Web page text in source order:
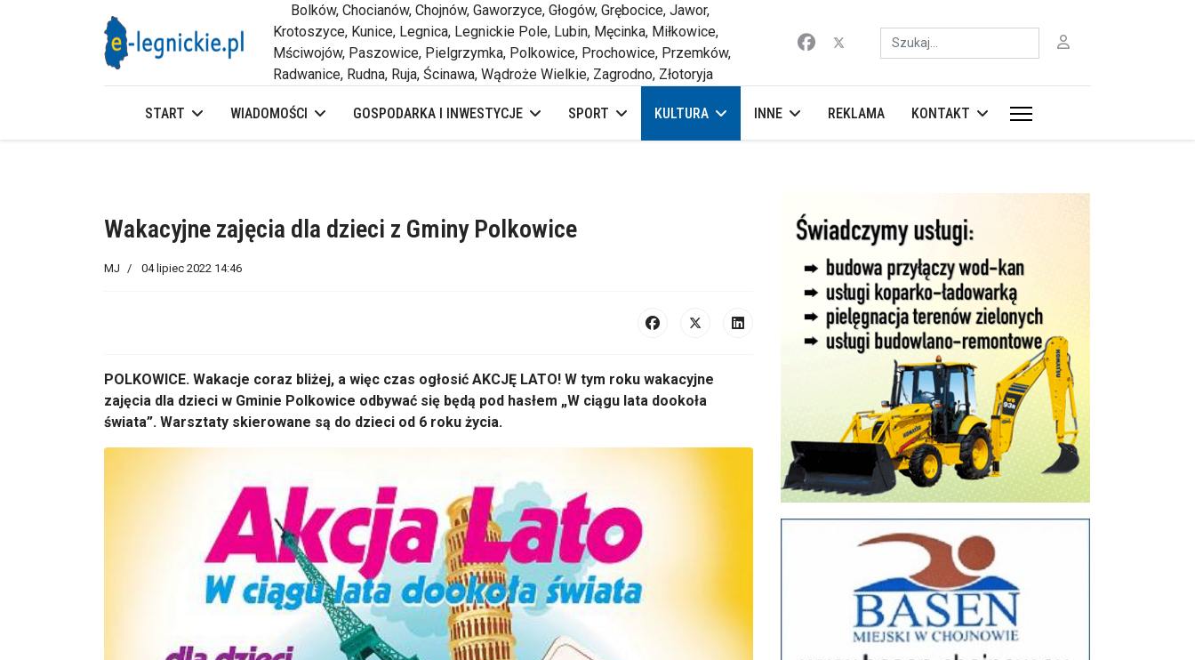
Bolków, Chocianów, Chojnów, Gaworzyce, Głogów, Grębocice, Jawor,
Krotoszyce, Kunice, Legnica, Legnickie Pole, Lubin, Męcinka, Miłkowice,
Mściwojów, Paszowice, Pielgrzymka, Polkowice, Prochowice, Przemków,
Radwanice, Rudna, Ruja, Ścinawa, Wądroże Wielkie, Zagrodno, Złotoryja
Szukaj
START WIADOMOŚCI GOSPODARKA I INWESTYCJE SPORT KULTURA INNE REKLAMA KONTAKT
Wakacyjne zajęcia dla dzieci z Gminy Polkowice
MJ 04 lipiec 2022 14:46
POLKOWICE. Wakacje coraz bliżej, a więc czas ogłosić AKCJĘ LATO! W tym roku wakacyjne
zajęcia dla dzieci w Gminie Polkowice odbywać się będą pod hasłem „W ciągu lata dookoła
świata”. Warsztaty skierowane są do dzieci od 6 roku życia.